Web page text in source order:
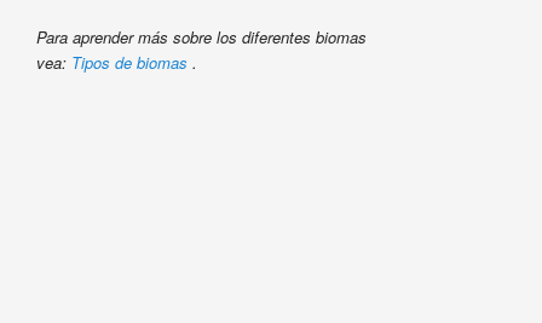
Para aprender más sobre los diferentes biomas
vea: Tipos de biomas .